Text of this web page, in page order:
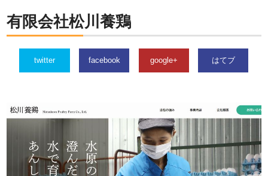
有限会社松川養鶏
twitter facebook google+ はてブ